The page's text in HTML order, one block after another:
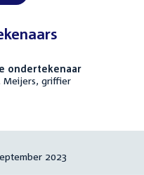
ondertekenaar
Meijers, griffier
2023